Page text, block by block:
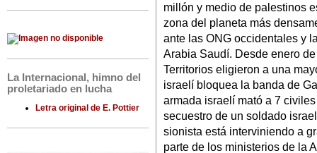
La Internacional, himno del
proletariado en lucha
Letra original de E. Pottier
millón y medio de palestinos
zona del planeta más
ante las ONG occidentales y
Arabia Saudí. Desde enero
Territorios eligieron a una
israelí bloquea la banda de
armada israelí mató a 7
secuestro de un soldado
sionista está interviniendo a
parte de los ministerios de la